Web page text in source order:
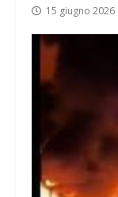
15 giugno 2026